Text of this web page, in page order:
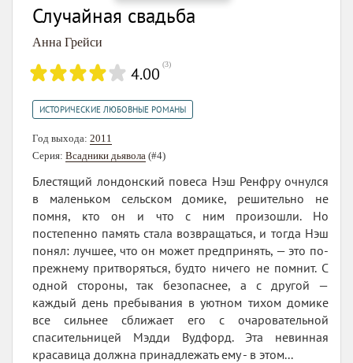
Случайная свадьба
Анна Грейси
4.00 (3)
ИСТОРИЧЕСКИЕ ЛЮБОВНЫЕ РОМАНЫ
Год выхода: 2011
Серия: Всадники дьявола (#4)
Блестящий лондонский повеса Нэш Ренфру очнулся
в маленьком сельском домике, решительно не
помня, кто он и что с ним произошли. Но
постепенно память стала возвращаться, и тогда Нэш
понял: лучшее, что он может предпринять, — это по-
прежнему притворяться, будто ничего не помнит. С
одной стороны, так безопаснее, а с другой —
каждый день пребывания в уютном тихом домике
все сильнее сближает его с очаровательной
спасительницей Мэдди Вудфорд. Эта невинная
красавица должна принадлежать ему - в этом...